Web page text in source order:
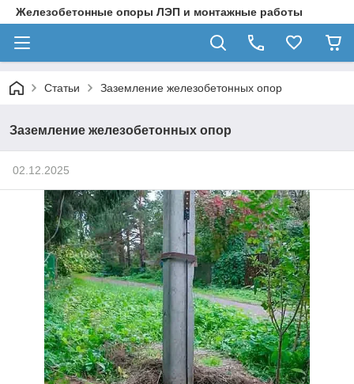
Железобетонные опоры ЛЭП и монтажные работы
Статьи Заземление железобетонных опор
Заземление железобетонных опор
02.12.2025